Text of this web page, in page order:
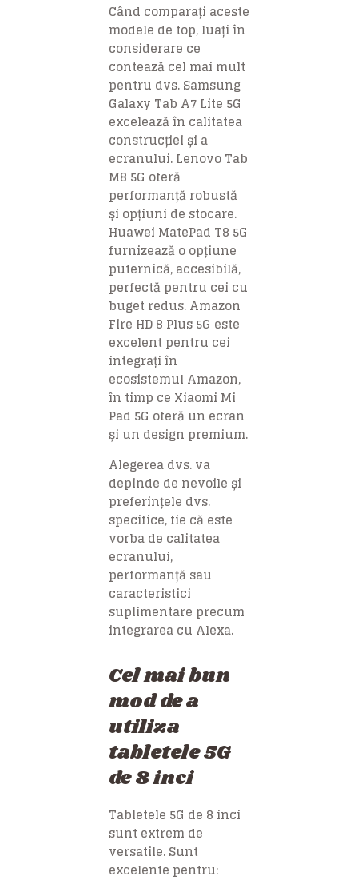
Când comparați aceste
modele de top, luați în
considerare ce
contează cel mai mult
pentru dvs. Samsung
Galaxy Tab A7 Lite 5G
excelează în calitatea
construcției și a
ecranului. Lenovo Tab
M8 5G oferă
performanță robustă
și opțiuni de stocare.
Huawei MatePad T8 5G
furnizează o opțiune
puternică, accesibilă,
perfectă pentru cei cu
buget redus. Amazon
Fire HD 8 Plus 5G este
excelent pentru cei
integrați în
ecosistemul Amazon,
în timp ce Xiaomi Mi
Pad 5G oferă un ecran
și un design premium.
Alegerea dvs. va
depinde de nevoile și
preferințele dvs.
specifice, fie că este
vorba de calitatea
ecranului,
performanță sau
caracteristici
suplimentare precum
integrarea cu Alexa.
Cel mai bun
mod de a
utiliza
tabletele 5G
de 8 inci
Tabletele 5G de 8 inci
sunt extrem de
versatile. Sunt
excelente pentru: